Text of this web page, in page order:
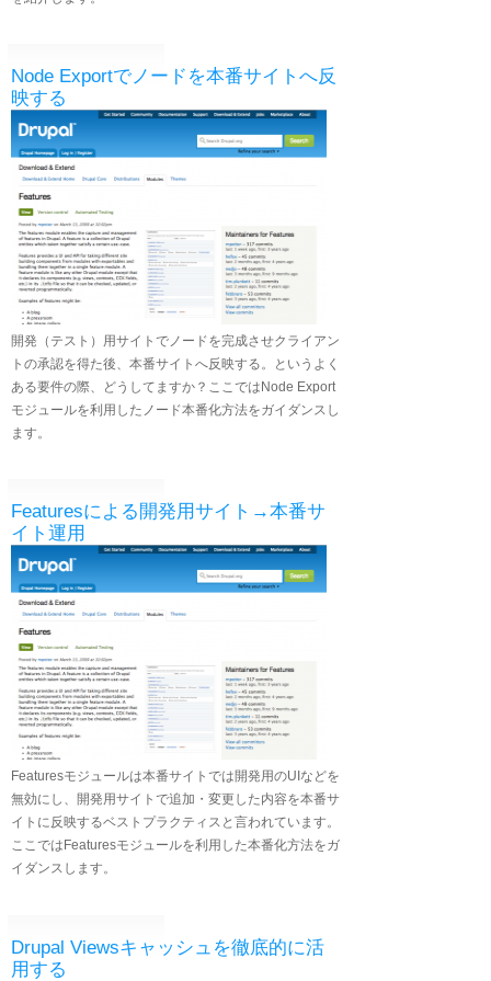
Node Exportでノードを本番サイトへ反
映する
開発（テスト）用サイトでノードを完成させクライアン
トの承認を得た後、本番サイトへ反映する。というよく
ある要件の際、どうしてますか？ここではNode Export
モジュールを利用したノード本番化方法をガイダンスし
ます。
Featuresによる開発用サイト→本番サ
イト運用
Featuresモジュールは本番サイトでは開発用のUIなどを
無効にし、開発用サイトで追加・変更した内容を本番サ
イトに反映するベストプラクティスと言われています。
ここではFeaturesモジュールを利用した本番化方法をガ
イダンスします。
Drupal Viewsキャッシュを徹底的に活
用する